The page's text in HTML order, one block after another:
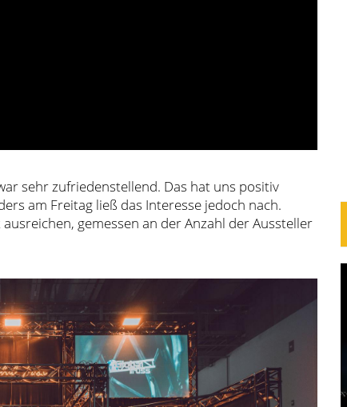
sehr zufriedenstellend. Das hat uns positiv
am Freitag ließ das Interesse jedoch nach.
gemessen an der Anzahl der Aussteller